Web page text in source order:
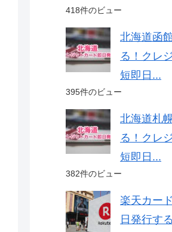
418件のビュー
北海道函
る！クレ
短即日...
395件のビュー
北海道札
る！クレ
短即日...
382件のビュー
楽天カー
日発行す